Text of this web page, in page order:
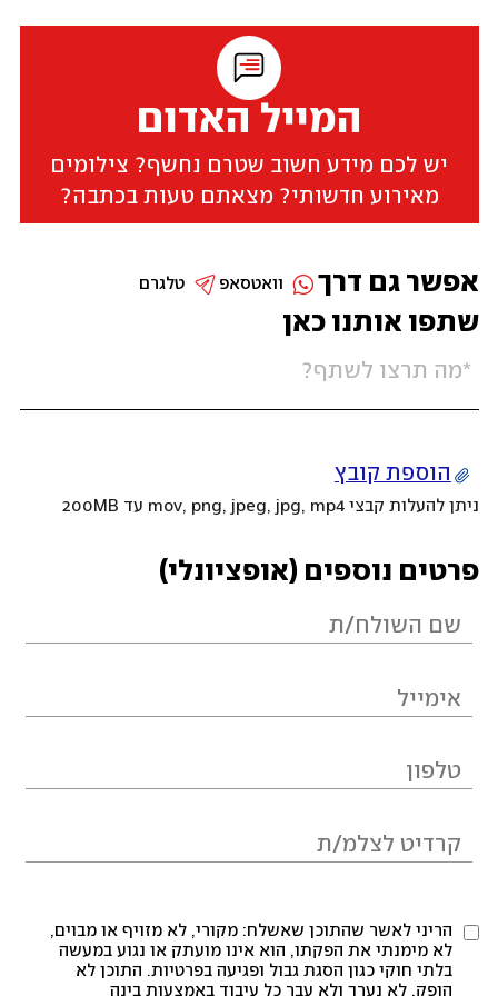
המייל האדום
יש לכם מידע חשוב שטרם נחשף? צילומים
מאירוע חדשותי? מצאתם טעות בכתבה?
שתפו אותנו כאן
הוספת קובץ
ניתן להעלות קבצי mov, png, jpeg, jpg, mp4 עד 200MB
פרטים נוספים (אופציונלי)
הריני לאשר שהתוכן שאשלח: מקורי, לא מזויף או מבוים,
לא מימנתי את הפקתו, הוא אינו מועתק או נגוע במעשה
בלתי חוקי כגון הסגת גבול ופגיעה בפרטיות. התוכן לא
הופק, לא נערך ולא עבר כל עיבוד באמצעות בינה
אפשר גם דרך טלגרם וואטסאפ